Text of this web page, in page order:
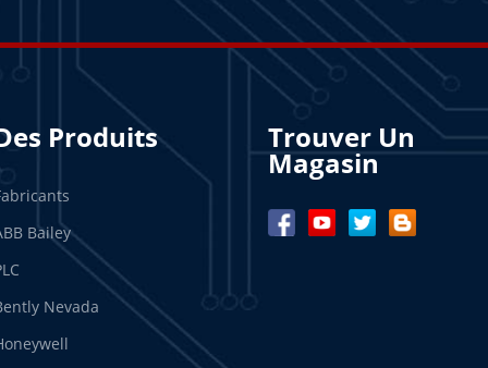
Produits
Bailey
Nevada
Trouver Un
Magasin